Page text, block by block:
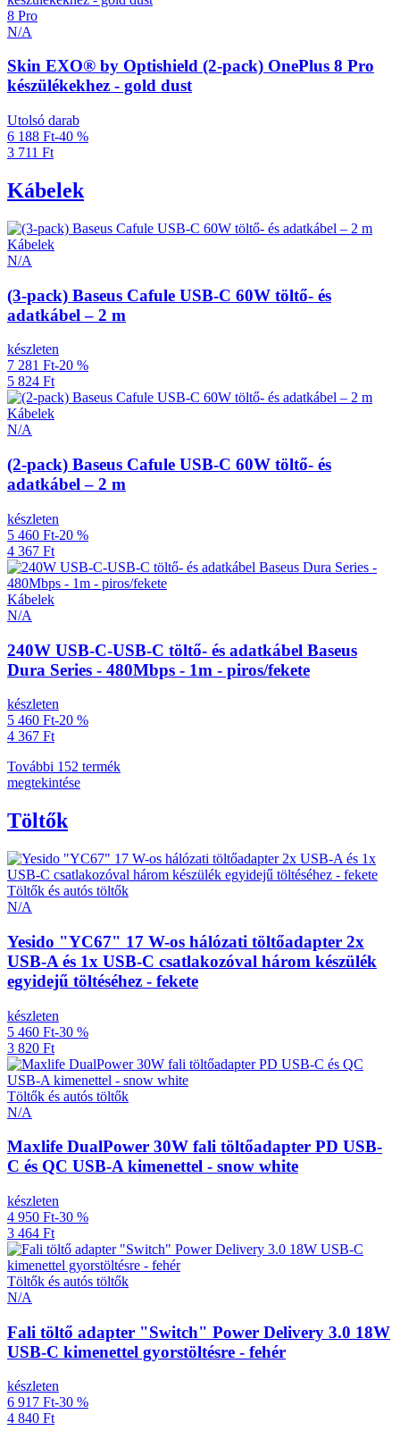
8 Pro
N/A
Skin EXO® by Optishield (2-pack) OnePlus 8 Pro
készülékekhez - gold dust
Utolsó darab
6 188 Ft-40 %
3 711 Ft
Kábelek
Kábelek
N/A
(3-pack) Baseus Cafule USB-C 60W töltő- és
adatkábel – 2 m
készleten
7 281 Ft-20 %
5 824 Ft
Kábelek
N/A
(2-pack) Baseus Cafule USB-C 60W töltő- és
adatkábel – 2 m
készleten
5 460 Ft-20 %
4 367 Ft
Kábelek
N/A
240W USB-C-USB-C töltő- és adatkábel Baseus
Dura Series - 480Mbps - 1m - piros/fekete
készleten
5 460 Ft-20 %
4 367 Ft
További 152 termék
megtekintése
Töltők
Töltők és autós töltők
N/A
Yesido "YC67" 17 W-os hálózati töltőadapter 2x
USB-A és 1x USB-C csatlakozóval három készülék
egyidejű töltéséhez - fekete
készleten
5 460 Ft-30 %
3 820 Ft
Töltők és autós töltők
N/A
Maxlife DualPower 30W fali töltőadapter PD USB-
C és QC USB-A kimenettel - snow white
készleten
4 950 Ft-30 %
3 464 Ft
Töltők és autós töltők
N/A
Fali töltő adapter "Switch" Power Delivery 3.0 18W
USB-C kimenettel gyorstöltésre - fehér
készleten
6 917 Ft-30 %
4 840 Ft